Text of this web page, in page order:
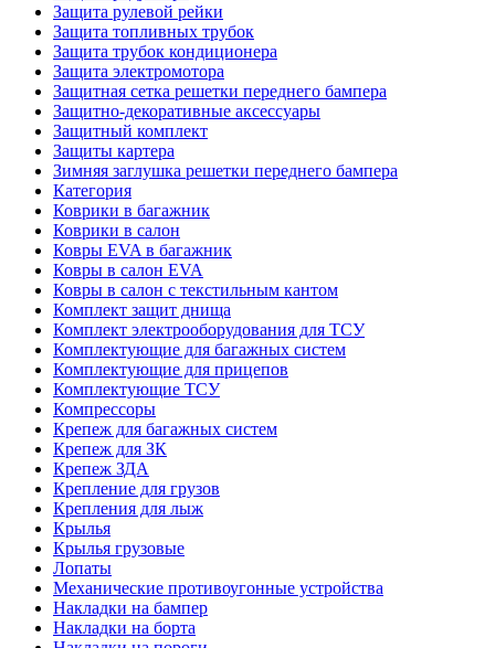
Защита рулевой рейки
Защита топливных трубок
Защита трубок кондиционера
Защита электромотора
Защитная сетка решетки переднего бампера
Защитно-декоративные аксессуары
Защитный комплект
Защиты картера
Зимняя заглушка решетки переднего бампера
Категория
Коврики в багажник
Коврики в салон
Ковры EVA в багажник
Ковры в салон EVA
Ковры в салон с текстильным кантом
Комплект защит днища
Комплект электрооборудования для ТСУ
Комплектующие для багажных систем
Комплектующие для прицепов
Комплектующие ТСУ
Компрессоры
Крепеж для багажных систем
Крепеж для ЗК
Крепеж ЗДА
Крепление для грузов
Крепления для лыж
Крылья
Крылья грузовые
Лопаты
Механические противоугонные устройства
Накладки на бампер
Накладки на борта